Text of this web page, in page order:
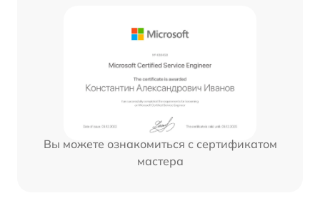
Вы можете ознакомиться с сертификатом
мастера